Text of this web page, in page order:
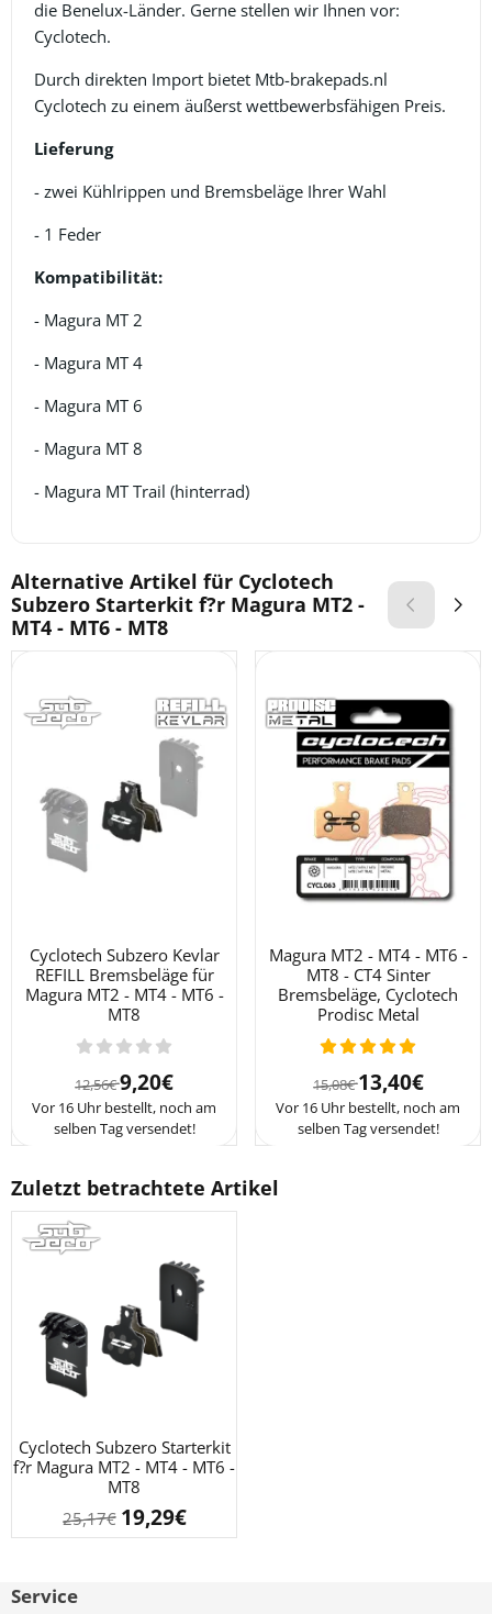
die Benelux-Länder. Gerne stellen wir Ihnen vor:
Cyclotech.
Durch direkten Import bietet Mtb-brakepads.nl
Cyclotech zu einem äußerst wettbewerbsfähigen Preis.
Lieferung
- zwei Kühlrippen und Bremsbeläge Ihrer Wahl
- 1 Feder
Kompatibilität:
- Magura MT 2
- Magura MT 4
- Magura MT 6
- Magura MT 8
- Magura MT Trail (hinterrad)
Alternative Artikel für Cyclotech
Subzero Starterkit f?r Magura MT2 -
MT4 - MT6 - MT8
Cyclotech Subzero Kevlar
REFILL Bremsbeläge für
Magura MT2 - MT4 - MT6 -
MT8
Von 12,56 für 9,20
12,56€9,20€
Vor 16 Uhr bestellt, noch am
selben Tag versendet!
Magura MT2 - MT4 - MT6 -
MT8 - CT4 Sinter
Bremsbeläge, Cyclotech
Prodisc Metal
Von 15,08 für
15,08€13,40€
Vor 16 Uhr bestellt, noch am
selben Tag versendet!
Zuletzt betrachtete Artikel
Cyclotech Subzero Starterkit
f?r Magura MT2 - MT4 - MT6 -
MT8
25,17€ 19,29€
Service